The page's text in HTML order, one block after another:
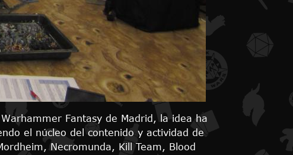
Fantasy de Madrid, la idea ha
el núcleo del contenido y actividad de
Necromunda, Kill Team, Blood